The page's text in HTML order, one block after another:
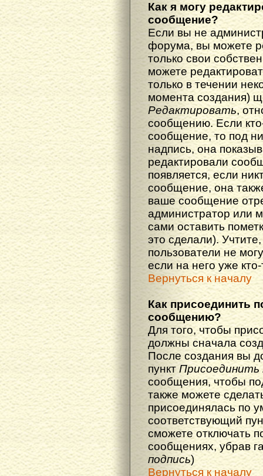
Как я могу
сообщение?
Если вы не
форума, вы можете
только свои
можете
только в течении
момента создания)
Редактировать,
сообщению. Если
сообщение, то под
надпись, она
редактировали
появляется, если
сообщение, она
ваше сообщение
администратор или
сами оставить
это сделали).
пользователи не
если на него уже
Вернуться к началу
Как присоединить
сообщению?
Для того, чтобы
должны сначала
После создания вы
пункт Присоединить
сообщения, чтобы
также можете
присоединялась по
соответствующий
сможете отключать
сообщениях, убрав
подпись)
Вернуться к началу